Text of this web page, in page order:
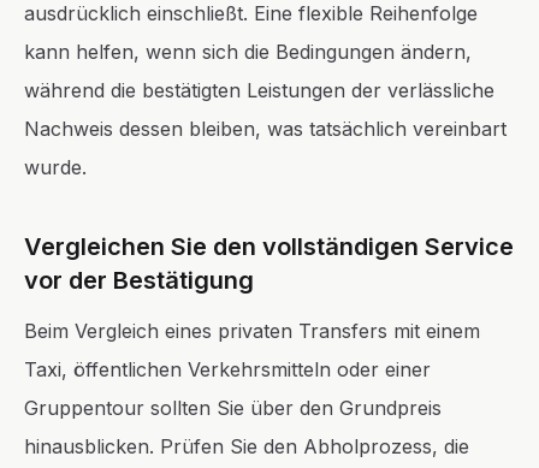
ausdrücklich einschließt. Eine flexible Reihenfolge
kann helfen, wenn sich die Bedingungen ändern,
während die bestätigten Leistungen der verlässliche
Nachweis dessen bleiben, was tatsächlich vereinbart
wurde.
Vergleichen Sie den vollständigen Service
vor der Bestätigung
Beim Vergleich eines privaten Transfers mit einem
Taxi, öffentlichen Verkehrsmitteln oder einer
Gruppentour sollten Sie über den Grundpreis
hinausblicken. Prüfen Sie den Abholprozess, die